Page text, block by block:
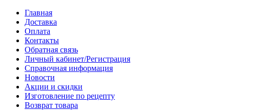
Главная
Доставка
Оплата
Контакты
Обратная связь
Личный кабинет/Регистрация
Справочная информация
Новости
Акции и скидки
Изготовление по рецепту
Возврат товара